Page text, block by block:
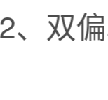
、双